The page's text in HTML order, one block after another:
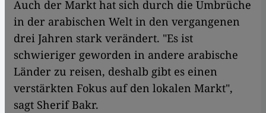
Auch der Markt hat sich durch die Umbrüche
in der arabischen Welt in den vergangenen
drei Jahren stark verändert. "Es ist
schwieriger geworden in andere arabische
Länder zu reisen, deshalb gibt es einen
verstärkten Fokus auf den lokalen Markt",
sagt Sherif Bakr.